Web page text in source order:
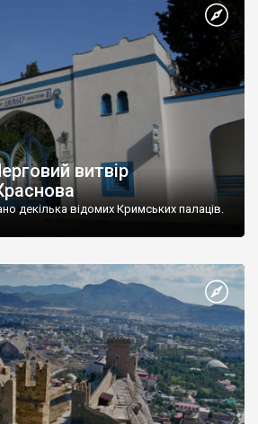
витвір
декілька відомих Кримських палаців.